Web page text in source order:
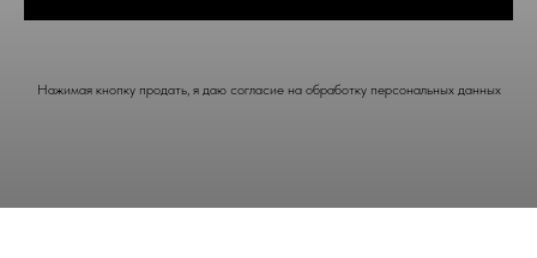
Нажимая кнопку продать, я даю согласие на обработку персональных данных